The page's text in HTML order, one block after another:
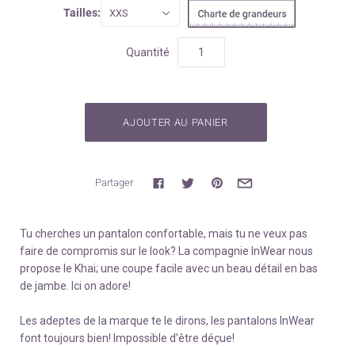
Tailles: XXS
Quantité
Partager
Tu cherches un pantalon confortable, mais tu ne veux pas
faire de compromis sur le look? La compagnie InWear nous
propose le Khai; une coupe facile avec un beau détail en bas
de jambe. Ici on adore!
Les adeptes de la marque te le dirons, les pantalons InWear
font toujours bien! Impossible d'être déçue!